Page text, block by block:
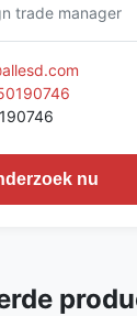
trade manager
nu